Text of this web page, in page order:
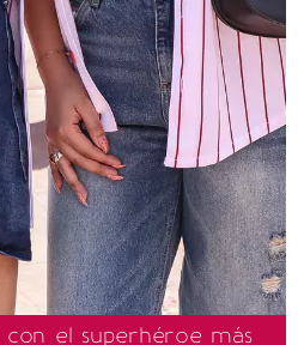
el superhéroe más